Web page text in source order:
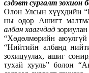
сэдэвт сургалт зохион
Олон Улсын хүүхдийн
ны өдөр Ашигт
албан хаагчдад зориулан
“Хөдөлмөрийн аюулгүй
“Нийтийн албанд
зохицуулах, ашиг
тухай хууль” болон